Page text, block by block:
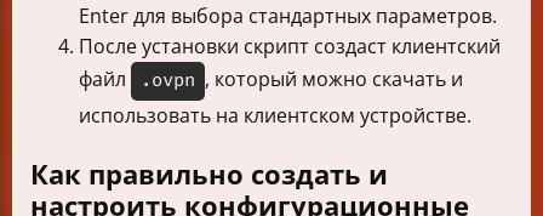
Enter для выбора стандартных параметров.
После установки скрипт создаст клиентский
файл
.ovpn , который можно скачать и
использовать на клиентском устройстве.
Как правильно создать и
настроить конфигурационные